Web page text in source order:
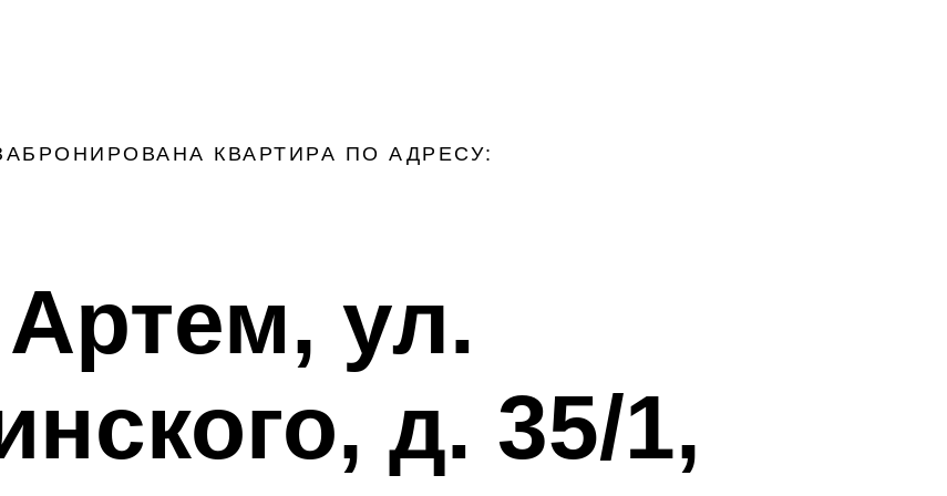
КВАРТИРА ПО АДРЕСУ:
Артем, ул.
д. 35/1,